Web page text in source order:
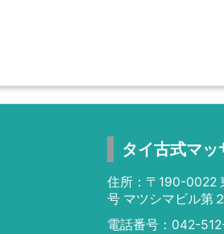
タイ古式マ
住所：〒190-0022
号 マツシマビル第
電話番号：042-